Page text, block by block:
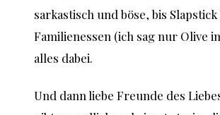
sarkastisch und böse, bis Slapstick
Familienessen (ich sag nur Olive
alles dabei.
Und dann liebe Freunde des